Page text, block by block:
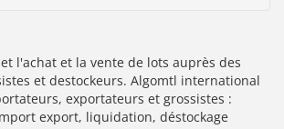
l'achat et la vente de lots auprès des
et destockeurs. Algomtl international
exportateurs et grossistes :
export, liquidation, déstockage